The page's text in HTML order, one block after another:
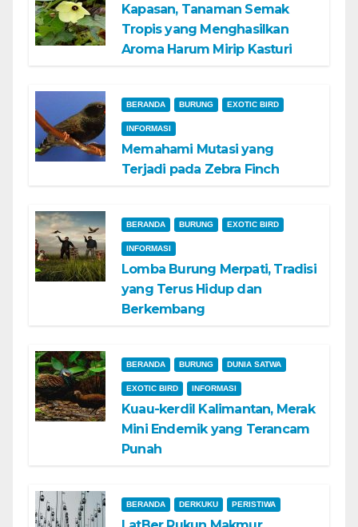
Kapasan, Tanaman Semak
Tropis yang Menghasilkan
Aroma Harum Mirip Kasturi
BERANDA BURUNG EXOTIC BIRD
INFORMASI
Memahami Mutasi yang
Terjadi pada Zebra Finch
BERANDA BURUNG EXOTIC BIRD
INFORMASI
Lomba Burung Merpati, Tradisi
yang Terus Hidup dan
Berkembang
BERANDA BURUNG DUNIA SATWA
EXOTIC BIRD INFORMASI
Kuau-kerdil Kalimantan, Merak
Mini Endemik yang Terancam
Punah
BERANDA DERKUKU PERISTIWA